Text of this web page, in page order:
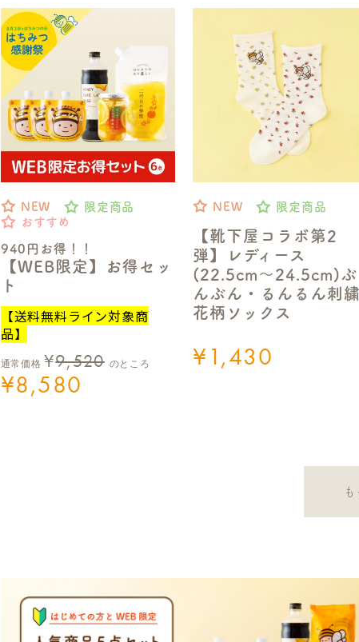
NEW
限定商品
おすすめ
940円お得！！
【WEB限定】お得セッ
ト
【送料無料ライン対象商
品】
通常価格 ¥9,520 のところ
¥8,580
NEW 限定商品
【靴下屋コラボ第2
弾】レディース
(22.5cm～24.5cm)ぶ
んぶん・るんるん刺繍
花柄ソックス
¥1,430